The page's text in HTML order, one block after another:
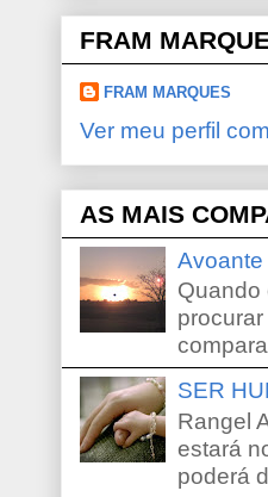
FRAM
FRAM MARQUES
Ver meu perfil
AS MAIS
Avoante
Quando
SER
Rangel
estará
poderá